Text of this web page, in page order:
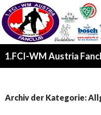
1.FCI-WM Austria
Archiv der Kategorie: